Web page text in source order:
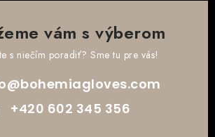
vám s výberom
s niečím poradiť? Sme tu pre vás!
@bohemiagloves.com
+420 602 345 356